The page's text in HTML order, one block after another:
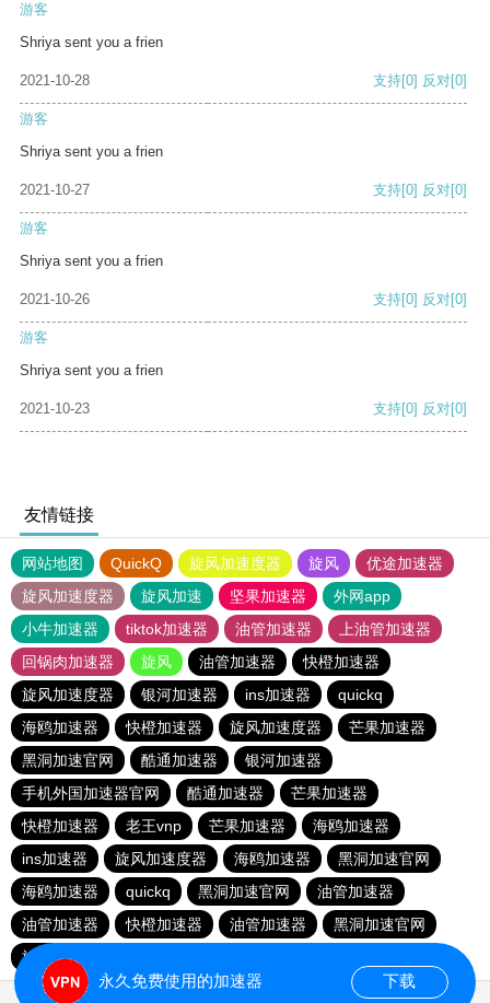
游客
Shriya sent you a frien
2021-10-28 支持[0] 反对[0]
游客
Shriya sent you a frien
2021-10-27 支持[0] 反对[0]
游客
Shriya sent you a frien
2021-10-26 支持[0] 反对[0]
游客
Shriya sent you a frien
2021-10-23 支持[0] 反对[0]
友情链接
网站地图 QuickQ 旋风加速度器 旋风
优途加速器
旋风加速度器
旋风加速 坚果加速器
外网app
小牛加速器
tiktok加速器 油管加速器
上油管加速器
回锅肉加速器
旋风 油管加速器
快橙加速器
旋风加速度器
银河加速器 ins加速器
quickq
海鸥加速器
快橙加速器 旋风加速度器
芒果加速器
黑洞加速官网
酷通加速器
银河加速器
手机外国加速器官网
酷通加速器
芒果加速器
快橙加速器
老王vnp 芒果加速器
海鸥加速器
ins加速器
旋风加速度器 海鸥加速器
黑洞加速官网
海鸥加速器
quickq 黑洞加速官网
油管加速器
油管加速器
快橙加速器 油管加速器
黑洞加速官网
旋风加速度器
永久免费使用的加速器 下载